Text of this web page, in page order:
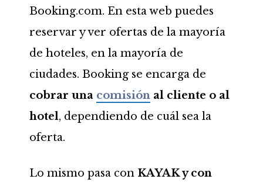
Booking.com. En esta web puedes
reservar y ver ofertas de la mayoría
de hoteles, en la mayoría de
ciudades. Booking se encarga de
cobrar una comisiónal cliente o al
hotel, dependiendo de cuál sea la
oferta.
Lo mismo pasa con KAYAK y con